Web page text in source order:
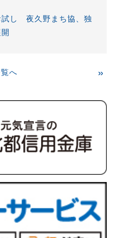
試し 夜久野まち協、独
へ